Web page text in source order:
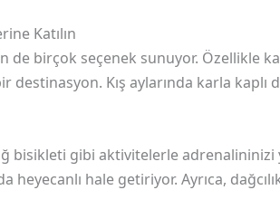
Katılın
de birçok seçenek sunuyor. Özellikle
destinasyon. Kış aylarında karla
bisikleti gibi aktivitelerle
heyecanlı hale getiriyor. Ayrıca,